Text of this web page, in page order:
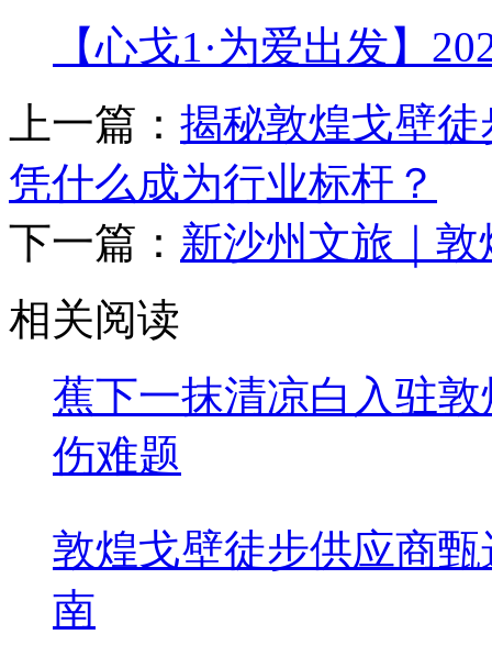
【心戈1·为爱出发】
上一篇： 揭秘敦煌戈壁
凭什么成为行业标杆？
下一篇： 新沙州文旅｜
相关阅读
蕉下一抹清凉白入驻
伤难题
敦煌戈壁徒步供应商
南